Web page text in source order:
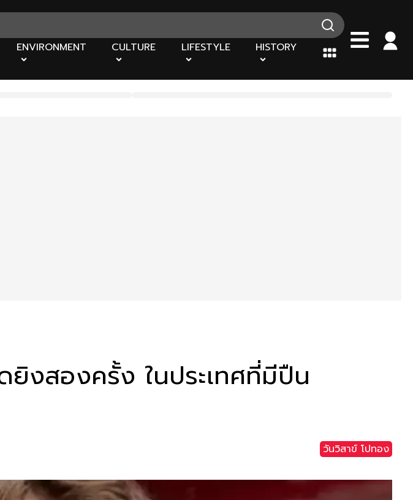
ENVIRONMENT CULTURE LIFESTYLE HISTORY
งสองครั้ง ในประเทศที่มีปืน
วันวิสาข์ โปทอง